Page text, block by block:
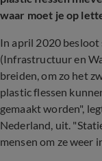
waar moet je op
In april 2020
(Infrastructuur en
breiden, om zo het
plastic flessen
gemaakt worden",
Nederland, uit.
mensen om ze weer